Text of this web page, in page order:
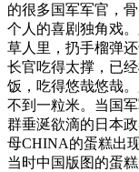
的很多国军军官，
个人的喜剧独角戏
草人里，扔手榴弹
长官吃得太撑，已
饭，吃得悠哉悠哉
不到一粒米。当国
群垂涎欲滴的日本
母CHINA的蛋糕出
当时中国版图的蛋